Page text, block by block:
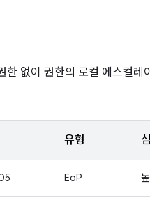
한 없이 권한의 로컬 에스컬
유형
EoP